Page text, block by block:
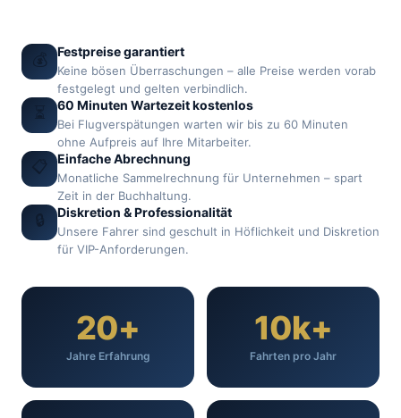
💰 Festpreise garantiert
Keine bösen Überraschungen – alle Preise werden vorab
festgelegt und gelten verbindlich.
⏳ 60 Minuten Wartezeit kostenlos
Bei Flugverspätungen warten wir bis zu 60 Minuten
ohne Aufpreis auf Ihre Mitarbeiter.
📋 Einfache Abrechnung
Monatliche Sammelrechnung für Unternehmen – spart
Zeit in der Buchhaltung.
🔒 Diskretion & Professionalität
Unsere Fahrer sind geschult in Höflichkeit und Diskretion
für VIP-Anforderungen.
20+
Jahre Erfahrung
10k+
Fahrten pro Jahr